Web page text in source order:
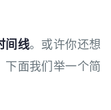
间线。或许你还想
下面我们举一个简